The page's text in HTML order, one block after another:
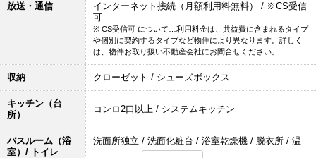
放送・通信
インターネット接続（月額利用料無料） / ※CS受信
可
※ CS受信可 について…利用料金は、共益費に含まれるタイプ
や個別に契約するタイプなど物件により異なります。詳しく
は、物件お取り扱い不動産会社にお問合せください。
収納 クローゼット / シューズボックス
キッチン（台
所）
コンロ2口以上 / システムキッチン
バスルーム（浴
室）/ トイレ
洗面所独立 / 洗面化粧台 / 浴室乾燥機 / 脱衣所 / 温